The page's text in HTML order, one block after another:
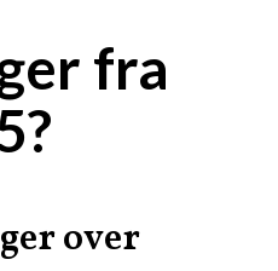
fra
over